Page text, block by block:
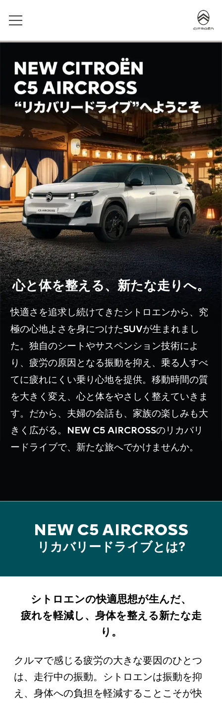
心と体を整える、新たな走りへ。
快適さを追求し続けてきたシトロエンから、究
極の心地よさを身につけたSUVが生まれまし
た。独自のシートやサスペンション技術によ
り、疲労の原因となる振動を抑え、 乗る人すべ
てに疲れにくい乗り心地を提供。移動時間の質
を大きく変え、心と体をやさしく整えていきま
す。 だから、夫婦の会話も、家族の楽しみも大
きく広がる。 NEW C5 AIRCROSSのリカバリ
ードライブで、新たな旅へでかけませんか。
NEW C5 AIRCROSS
リカバリードライブとは?
シトロエンの快適思想が生んだ、
疲れを軽減し、身体を整える新たな走
り。
クルマで感じる疲労の大きな要因のひとつ
は、走行中の振動。 シトロエンは振動を抑
え、身体への負担を軽減することこそが快